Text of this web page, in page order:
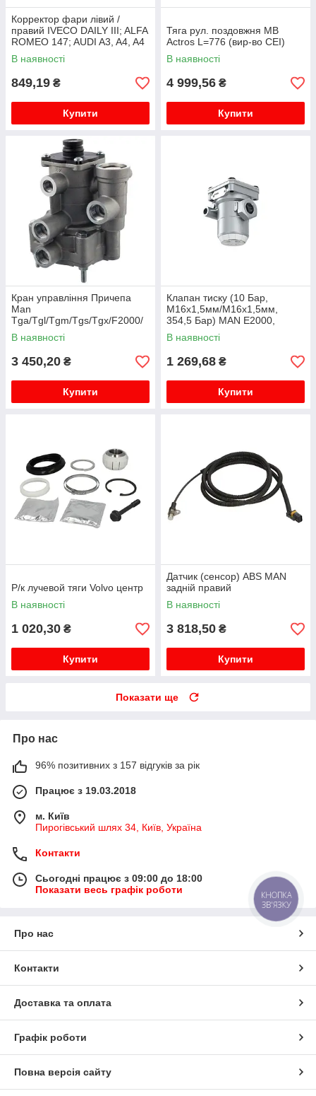
Корректор фари лівий /
правий IVECO DAILY III; ALFA
ROMEO 147; AUDI A3, A4, A4
ALLROAD, A8, TT; FIAT
STILO; FORD GALAXY; SEAT
A...
В наявності
849,19 ₴
Купити
Тяга рул. поздовжня MB
Actros L=776 (вир-во CEI)
В наявності
4 999,56 ₴
Купити
Кран управління Причепа
Man
Tga/Tgl/Tgm/Tgs/Tgx/F2000/
M2000/L2000/F90/M90/G90
В наявності
3 450,20 ₴
Купити
Клапан тиску (10 Бар,
M16x1,5мм/M16x1,5мм,
354,5 Бар) MAN E2000,
F2000, F90, L2000, M 2000 L,
M 2000 M, TGA, TGL I, TGM I,
TGS ...
В наявності
1 269,68 ₴
Купити
Р/к лучевой тяги Volvo центр
В наявності
1 020,30 ₴
Купити
Датчик (сенсор) ABS MAN
задній правий
В наявності
3 818,50 ₴
Купити
Показати ще
Про нас
96% позитивних з 157 відгуків за рік
Працює з 19.03.2018
м. Київ
Пирогівський шлях 34, Київ, Україна
Контакти
Сьогодні працює з 09:00 до 18:00
Показати весь графік роботи
Про нас
Контакти
Доставка та оплата
Графік роботи
Повна версія сайту
КНОПКА
ЗВ'ЯЗКУ